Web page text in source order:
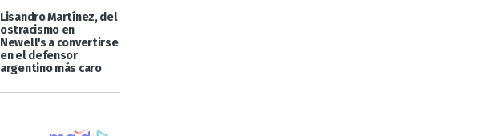
Lisandro Martínez, del
ostracismo en
Newell's a convertirse
en el defensor
argentino más caro